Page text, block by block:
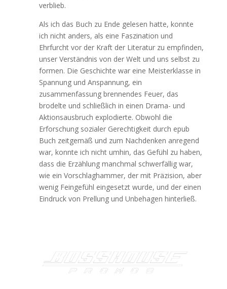
verblieb.
Als ich das Buch zu Ende gelesen hatte, konnte
ich nicht anders, als eine Faszination und
Ehrfurcht vor der Kraft der Literatur zu empfinden,
unser Verständnis von der Welt und uns selbst zu
formen. Die Geschichte war eine Meisterklasse in
Spannung und Anspannung, ein
zusammenfassung brennendes Feuer, das
brodelte und schließlich in einen Drama- und
Aktionsausbruch explodierte. Obwohl die
Erforschung sozialer Gerechtigkeit durch epub
Buch zeitgemäß und zum Nachdenken anregend
war, konnte ich nicht umhin, das Gefühl zu haben,
dass die Erzählung manchmal schwerfällig war,
wie ein Vorschlaghammer, der mit Präzision, aber
wenig Feingefühl eingesetzt wurde, und der einen
Eindruck von Prellung und Unbehagen hinterließ.